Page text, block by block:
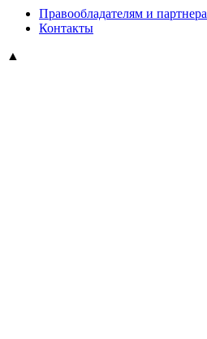
Правообладателям и
Контакты
▲